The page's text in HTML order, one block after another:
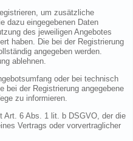
um zusätzliche
dazu eingegebenen Daten
des jeweiligen Angebotes
haben. Die bei der Registrierung
angegeben werden.
ablehnen.
oder bei technisch
bei der Registrierung angegebene
zu informieren.
Art. 6 Abs. 1 lit. b DSGVO, der die
Vertrags oder vorvertraglicher